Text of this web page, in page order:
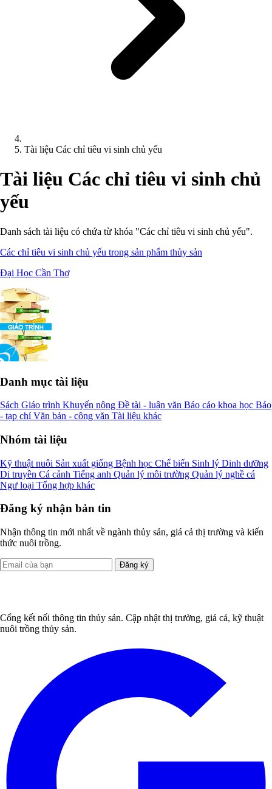
Tài liệu Các chỉ tiêu vi sinh chủ yếu
Tài liệu Các chỉ tiêu vi sinh chủ
yếu
Danh sách tài liệu có chứa từ khóa "Các chỉ tiêu vi sinh chủ yếu".
Các chỉ tiêu vi sinh chủ yếu trong sản phẩm thủy sản
Đại Học Cần Thơ
Danh mục tài liệu
Sách Giáo trình Khuyến nông Đề tài - luận văn Báo cáo khoa học Báo
- tạp chíVăn bản - công văn Tài liệu khác
Nhóm tài liệu
Kỹ thuật nuôi Sản xuất giống Bệnh học Chế biến Sinh lý Dinh dưỡng
Di truyền Cá cảnh Tiếng anh Quản lý môi trường Quản lý nghề cá
Ngư loại Tổng hợp khác
Đăng ký nhận bản tin
Nhận thông tin mới nhất về ngành thủy sản, giá cả thị trường và kiến
thức nuôi trồng.
Đăng ký
Cổng kết nối thông tin thủy sản. Cập nhật thị trường, giá cả, kỹ thuật
nuôi trồng thủy sản.